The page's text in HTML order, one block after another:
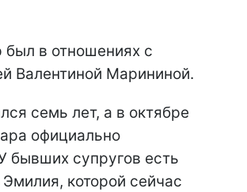
был в отношениях с
Валентиной Марининой.
семь лет, а в октябре
официально
бывших супругов есть
которой сейчас